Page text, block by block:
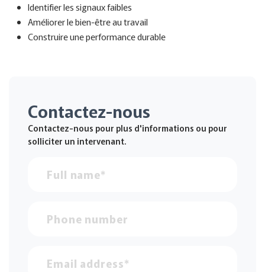
Identifier les signaux faibles
Améliorer le bien-être au travail
Construire une performance durable
Contactez-nous
Contactez-nous pour plus d'informations ou pour
solliciter un intervenant.